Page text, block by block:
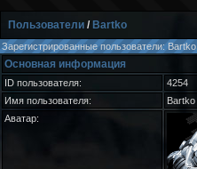
Пользователи / Bartko
Зарегистрированные пользователи: Bartko
Основная информация
ID пользователя:
4254
Имя пользователя:
Bartko
Аватар: